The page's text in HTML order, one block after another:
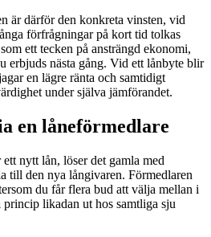
är därför den konkreta vinsten, vid
förfrågningar på kort tid tolkas
ett tecken på ansträngd ekonomi,
erbjuds nästa gång. Vid ett lånbyte blir
en lägre ränta och samtidigt
under själva jämförandet.
en låneförmedlare
nytt lån, löser det gamla med
till den nya långivaren. Förmedlaren
du får flera bud att välja mellan i
princip likadan ut hos samtliga sju